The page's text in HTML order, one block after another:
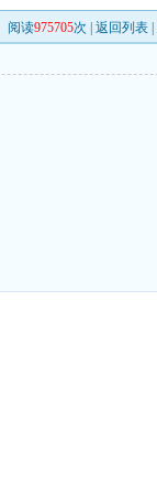
阅读975705次 |返回列表